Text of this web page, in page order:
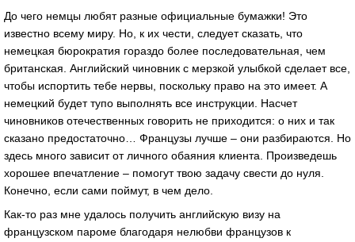
До чего немцы любят разные официальные бумажки! Это
известно всему миру. Но, к их чести, следует сказать, что
немецкая бюрократия гораздо более последовательная, чем
британская. Английский чиновник с мерзкой улыбкой сделает все,
чтобы испортить тебе нервы, поскольку право на это имеет. А
немецкий будет тупо выполнять все инструкции. Насчет
чиновников отечественных говорить не приходится: о них и так
сказано предостаточно… Французы лучше – они разбираются. Но
здесь много зависит от личного обаяния клиента. Произведешь
хорошее впечатление – помогут твою задачу свести до нуля.
Конечно, если сами поймут, в чем дело.
Как-то раз мне удалось получить английскую визу на
французском пароме благодаря нелюбви французов к